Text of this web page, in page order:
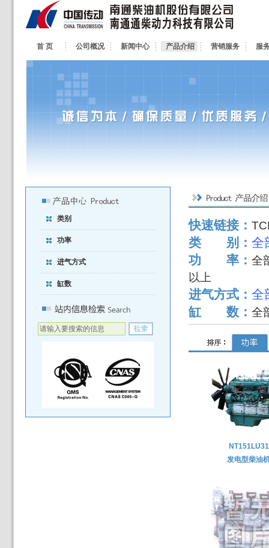
首 页 公司概况 新闻中心 产品介绍 营销服务 服
类别
功率
进气方式
缸数
快速链接：
类 别：
功 率： 全
以上
进气方式：
缸 数： 全
NT151LU31
发电型柴油